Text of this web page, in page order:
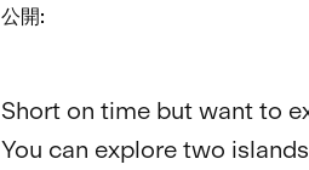
公開:
Short on time but want to
You can explore two